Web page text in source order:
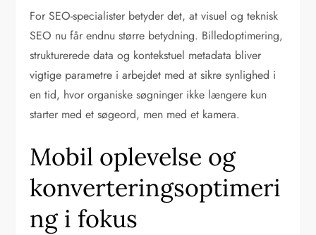
For SEO-specialister betyder det, at visuel og teknisk
SEO nu får endnu større betydning. Billedoptimering,
strukturerede data og kontekstuel metadata bliver
vigtige parametre i arbejdet med at sikre synlighed i
en tid, hvor organiske søgninger ikke længere kun
starter med et søgeord, men med et kamera.
Mobil oplevelse og
konverteringsoptimeri
ng i fokus